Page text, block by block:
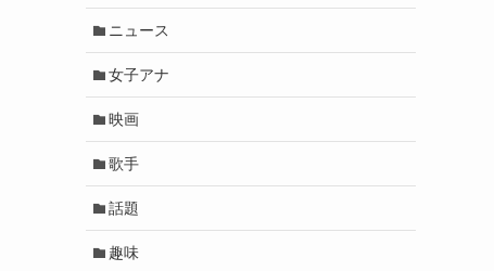
ニュース
女子アナ
映画
歌手
話題
趣味